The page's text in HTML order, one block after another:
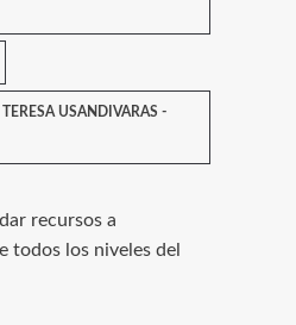
USANDIVARAS -
recursos a
todos los niveles del